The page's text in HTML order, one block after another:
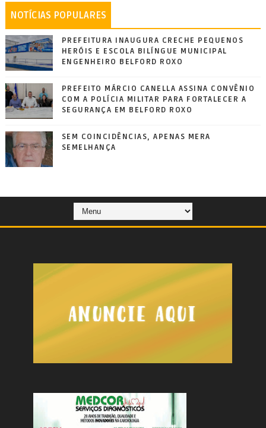
NOTÍCIAS POPULARES
PREFEITURA INAUGURA CRECHE PEQUENOS
HERÓIS E ESCOLA BILÍNGUE MUNICIPAL
ENGENHEIRO BELFORD ROXO
PREFEITO MÁRCIO CANELLA ASSINA CONVÊNIO
COM A POLÍCIA MILITAR PARA FORTALECER A
SEGURANÇA EM BELFORD ROXO
SEM COINCIDÊNCIAS, APENAS MERA
SEMELHANÇA